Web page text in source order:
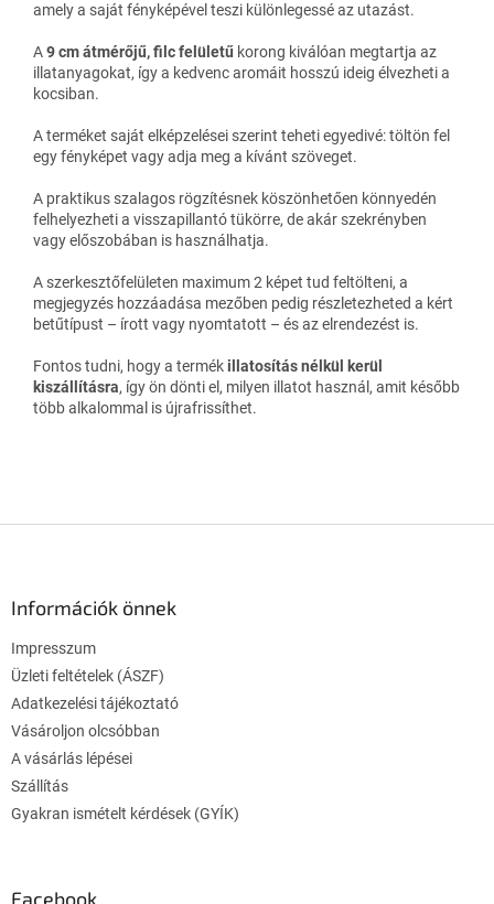
amely a saját fényképével teszi különlegessé az utazást.
A9 cm átmérőjű, filc felületű korong kiválóan megtartja az
illatanyagokat, így a kedvenc aromáit hosszú ideig élvezheti a
kocsiban.
A terméket saját elképzelései szerint teheti egyedivé: töltön fel
egy fényképet vagy adja meg a kívánt szöveget.
A praktikus szalagos rögzítésnek köszönhetően könnyedén
felhelyezheti a visszapillantó tükörre, de akár szekrényben
vagy előszobában is használhatja.
A szerkesztőfelületen maximum 2 képet tud feltölteni, a
megjegyzés hozzáadása mezőben pedig részletezheted a kért
betűtípust – írott vagy nyomtatott – és az elrendezést is.
Fontos tudni, hogy a termékillatosítás nélkül kerül
kiszállításra, így ön dönti el, milyen illatot használ, amit később
több alkalommal is újrafrissíthet.
Információk önnek
Impresszum
Üzleti feltételek (ÁSZF)
Adatkezelési tájékoztató
Vásároljon olcsóbban
A vásárlás lépései
Szállítás
Gyakran ismételt kérdések (GYÍK)
Facebook